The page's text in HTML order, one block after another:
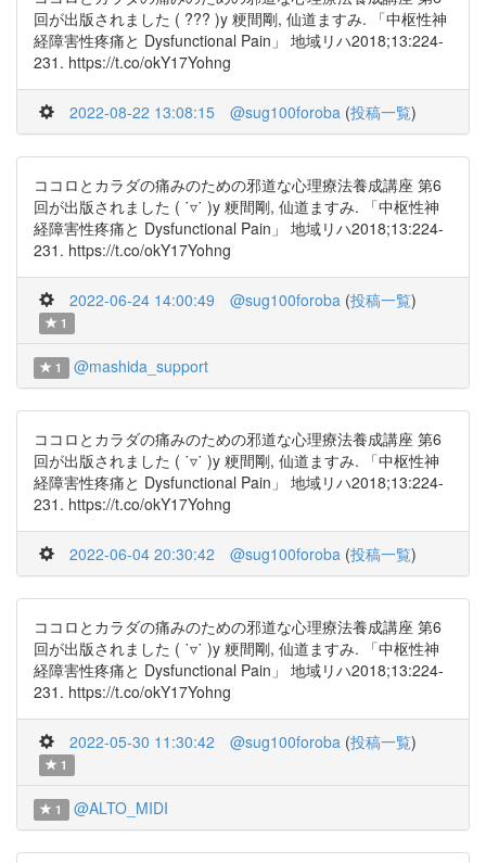
回が出版されました ( ??? )y 粳間剛, 仙道ますみ. 「中枢性神
経障害性疼痛と Dysfunctional Pain」 地域リハ2018;13:224-
231. https://t.co/okY17Yohng
2022-08-22 13:08:15 @sug100foroba (投稿一覧)
ココロとカラダの痛みのための邪道な心理療法養成講座 第6
回が出版されました ( ˙▿˙ )y 粳間剛, 仙道ますみ. 「中枢性神
経障害性疼痛と Dysfunctional Pain」 地域リハ2018;13:224-
231. https://t.co/okY17Yohng
2022-06-24 14:00:49 @sug100foroba (投稿一覧)
1
1 @mashida_support
ココロとカラダの痛みのための邪道な心理療法養成講座 第6
回が出版されました ( ˙▿˙ )y 粳間剛, 仙道ますみ. 「中枢性神
経障害性疼痛と Dysfunctional Pain」 地域リハ2018;13:224-
231. https://t.co/okY17Yohng
2022-06-04 20:30:42 @sug100foroba (投稿一覧)
ココロとカラダの痛みのための邪道な心理療法養成講座 第6
回が出版されました ( ˙▿˙ )y 粳間剛, 仙道ますみ. 「中枢性神
経障害性疼痛と Dysfunctional Pain」 地域リハ2018;13:224-
231. https://t.co/okY17Yohng
2022-05-30 11:30:42 @sug100foroba (投稿一覧)
1
1 @ALTO_MIDI